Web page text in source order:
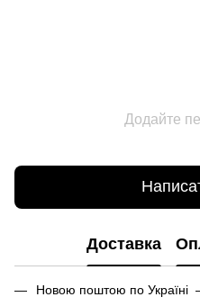
Додайте
Доставка
Новою поштою по Україні